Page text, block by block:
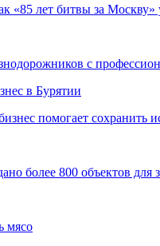
«85 лет битвы за
с
в Бурятии
помогает сохранить
более 800 объектов для
мясо